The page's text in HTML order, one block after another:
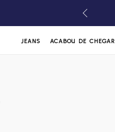
JEANS ACABOU DE CHEGAR